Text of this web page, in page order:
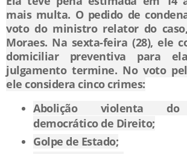
mais multa. O pedido de
voto do ministro relator do
Moraes. Na sexta-feira (28), ele
domiciliar preventiva para
julgamento termine. No voto
ele considera cinco crimes:
Abolição violenta do
democrático de Direito;
Golpe de Estado;